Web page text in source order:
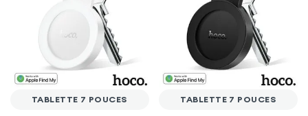
TABLETTE 7 POUCES TABLETTE 7 POUCES